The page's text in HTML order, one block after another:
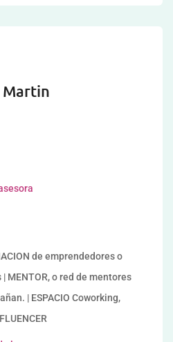
de emprendedores o
MENTOR, o red de mentores
| ESPACIO Coworking,